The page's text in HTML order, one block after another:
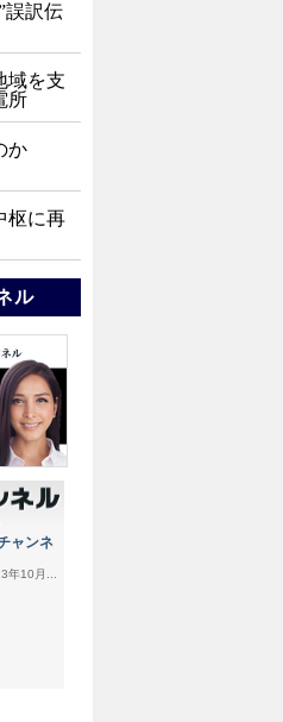
誤訳伝
域を支
所
か
枢に再
ル